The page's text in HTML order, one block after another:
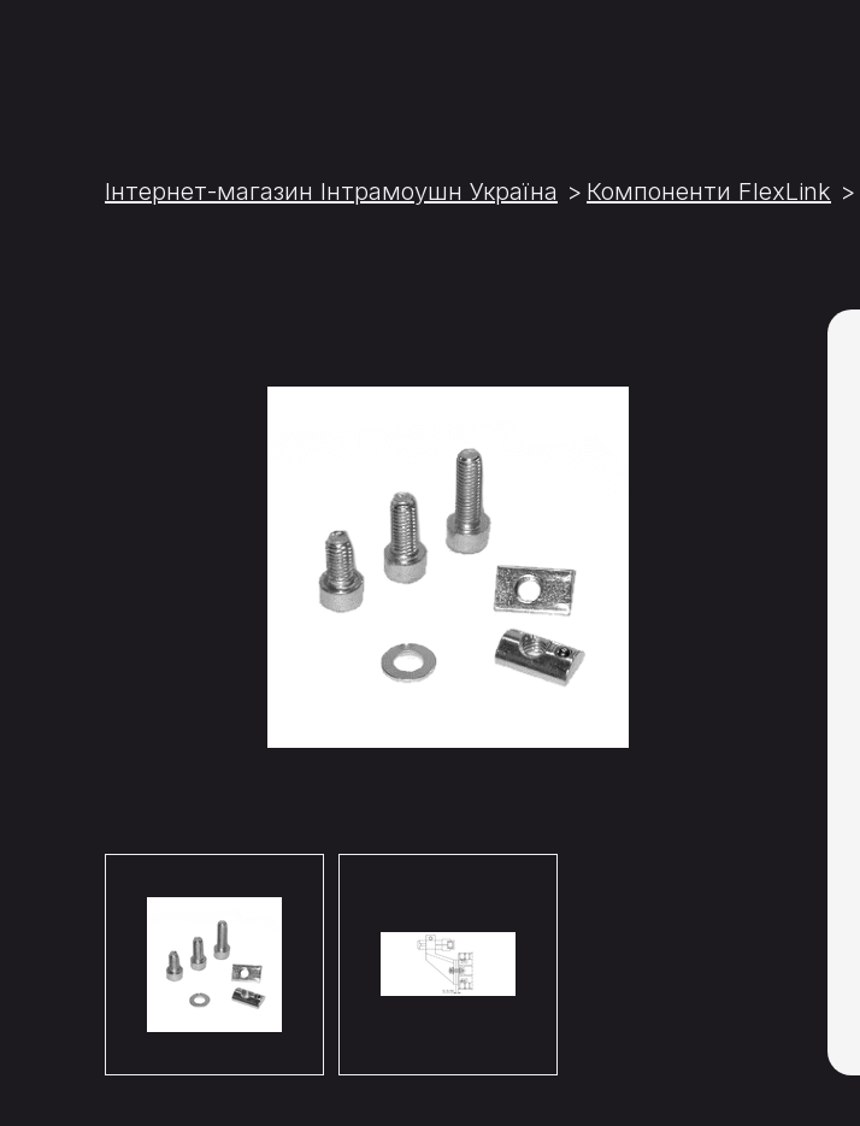
Інтернет-магазин Інтрамоушн Україна Компоненти FlexLink